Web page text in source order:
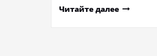
Читайте далее